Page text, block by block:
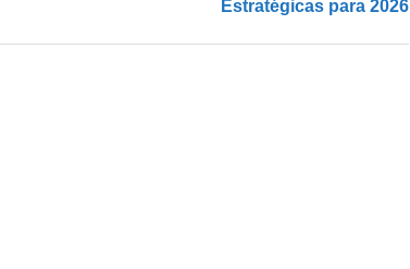
Estratégicas para 2026